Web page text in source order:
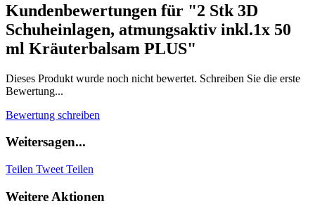
Kundenbewertungen für "2 Stk 3D
Schuheinlagen, atmungsaktiv inkl.1x 50
ml Kräuterbalsam PLUS"
Dieses Produkt wurde noch nicht bewertet. Schreiben Sie die erste
Bewertung...
Bewertung schreiben
Weitersagen...
Teilen Tweet Teilen
Weitere Aktionen